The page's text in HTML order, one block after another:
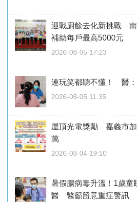
迎戰廚餘去化新挑戰
補助每戶最高5000元
2026-08-05 17:23
連玩笑都聽不懂！ 醫：
2026-08-05 11:35
屋頂光電獎勵 嘉義市
萬
2026-08-04 19:10
暑假腸病毒升溫！1歲童
醫 醫籲留意重症警訊